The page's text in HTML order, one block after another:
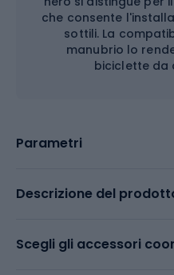
che consente
sottili. La
manubrio lo
biciclette da
Parametri
Descrizione del
Scegli gli accessori